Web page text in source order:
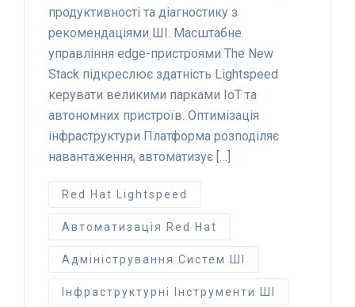
продуктивності та діагностику з
рекомендаціями ШІ. Масштабне
управління edge-пристроями The New
Stack підкреслює здатність Lightspeed
керувати великими парками IoT та
автономних пристроїв. Оптимізація
інфраструктури Платформа розподіляє
навантаження, автоматизує […]
Red Hat Lightspeed
Автоматизація Red Hat
Адміністрування Систем ШІ
Інфраструктурні Інструменти ШІ